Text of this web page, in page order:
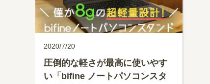
2020/7/20
圧倒的な軽さが最高に使いやす
い「bifine ノートパソコンスタ